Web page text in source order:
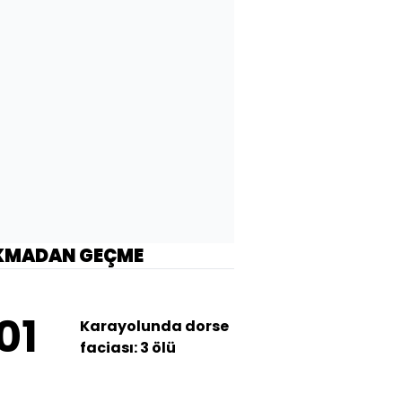
GEÇME
Karayolunda dorse
faciası: 3 ölü